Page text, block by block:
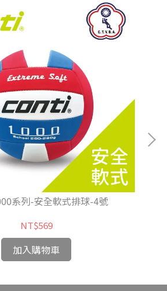
系列-安全軟式排球-4號
NT$569
加入購物車